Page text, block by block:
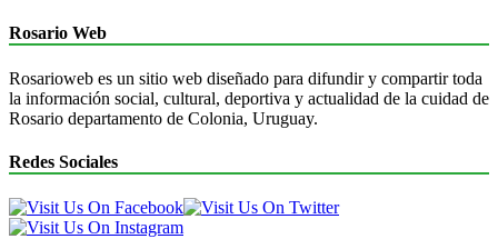
Rosario Web
Rosarioweb es un sitio web diseñado para difundir y compartir toda
la información social, cultural, deportiva y actualidad de la cuidad de
Rosario departamento de Colonia, Uruguay.
Redes Sociales